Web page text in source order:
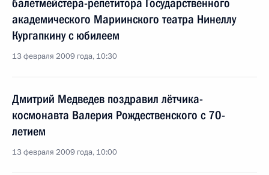
балетмейстера-репетитора Государственного
академического Мариинского театра Нинеллу
Кургапкину с юбилеем
13 февраля 2009 года, 10:30
Дмитрий Медведев поздравил лётчика-
космонавта Валерия Рождественского с 70-
летием
13 февраля 2009 года, 10:00